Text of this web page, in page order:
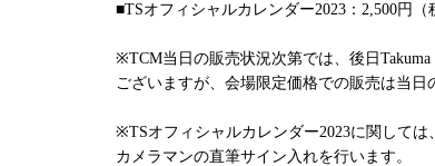
■TSオフィシャルカレンダー2023：2,500円（
※TCM当日の販売状況次第では、後日
ございますが、会場限定価格での販売は当日
※TSオフィシャルカレンダー2023に関して
カメラマンの直筆サイン入れを行います。